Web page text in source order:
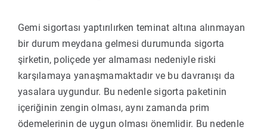
Gemi sigortası yaptırılırken teminat altına alınmayan
bir durum meydana gelmesi durumunda sigorta
şirketin, poliçede yer almaması nedeniyle riski
karşılamaya yanaşmamaktadır ve bu davranışı da
yasalara uygundur. Bu nedenle sigorta paketinin
içeriğinin zengin olması, aynı zamanda prim
ödemelerinin de uygun olması önemlidir. Bu nedenle